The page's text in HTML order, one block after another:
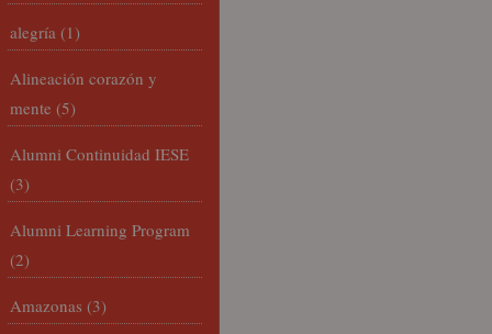
alegría (1)
Alineación corazón y
mente (5)
Alumni Continuidad IESE
(3)
Alumni Learning Program
(2)
Amazonas (3)